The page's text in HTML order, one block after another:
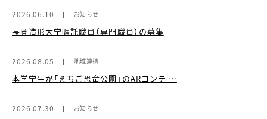
2026.06.10 お知らせ
長岡造形大学嘱託職員（専門職員）の募集
2026.08.05 地域連携
本学学生が「えちご恐竜公園」のARコンテ …
2026.07.30 お知らせ